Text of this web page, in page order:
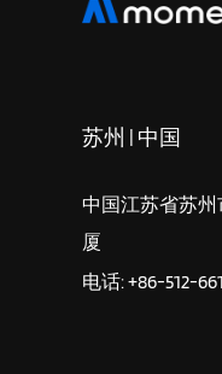
苏州 | 中国
中国江苏省苏州
厦
电话: +86-512-